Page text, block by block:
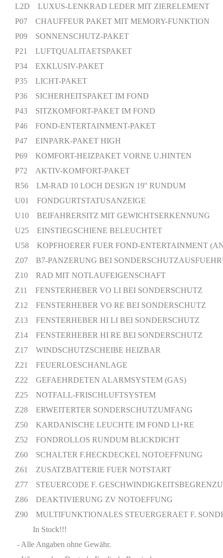
L2D LUXUS-LENKRAD LEDER MIT ZIERELEMENT
P07 CHAUFFEUR PAKET MIT MEMORY-FUNKTION
P09 SONNENSCHUTZ-PAKET
P21 LUFTQUALITAETSPAKET
P34 EXKLUSIV-PAKET
P35 LICHT-PAKET
P36 SICHERHEITSPAKET IM FOND
P43 SITZKOMFORT-PAKET IM FOND
P46 FOND-ENTERTAINMENT-PAKET
P47 EINPARK-PAKET HIGH
P69 KOMFORT-HEIZPAKET VORNE U.HINTEN
P72 AKTIV-KOMFORT-PAKET
R56 LM-RAD 10 LOCH DESIGN 19'' RUNDUM
U01 FONDGURTSTATUSANZEIGE
U10 BEIFAHRERSITZ MIT GEWICHTSERKENNUNG
U25 EINSTIEGSCHIENE BELEUCHTET
U58 KOPFHOERER FUER FOND-ENTERTAINMENT
Z07 B7-PANZERUNG BEI
Z10 RAD MIT NOTLAUFEIGENSCHAFT
Z11 FENSTERHEBER VO LI BEI SONDERSCHUTZ
Z12 FENSTERHEBER VO RE BEI SONDERSCHUTZ
Z13 FENSTERHEBER HI LI BEI SONDERSCHUTZ
Z14 FENSTERHEBER HI RE BEI SONDERSCHUTZ
Z17 WINDSCHUTZSCHEIBE HEIZBAR
Z21 FEUERLOESCHANLAGE
Z22 GEFAEHRDETEN ALARMSYSTEM (GAS)
Z25 NOTFALL-FRISCHLUFTSYSTEM
Z28 ERWEITERTER SONDERSCHUTZUMFANG
Z50 KARDANISCHE LEUCHTE IM FOND LI+RE
Z52 FONDROLLOS RUNDUM BLICKDICHT
Z60 SCHALTER F.HECKDECKEL NOTOEFFNUNG
Z61 ZUSATZBATTERIE FUER NOTSTART
Z77 STEUERCODE F.
Z86 DEAKTIVIERUNG ZV NOTOEFFUNG
Z90 MULTIFUNKTIONALES STEUERGERAET F.
In Stock!!!
- Alle Angaben ohne Gewähr.